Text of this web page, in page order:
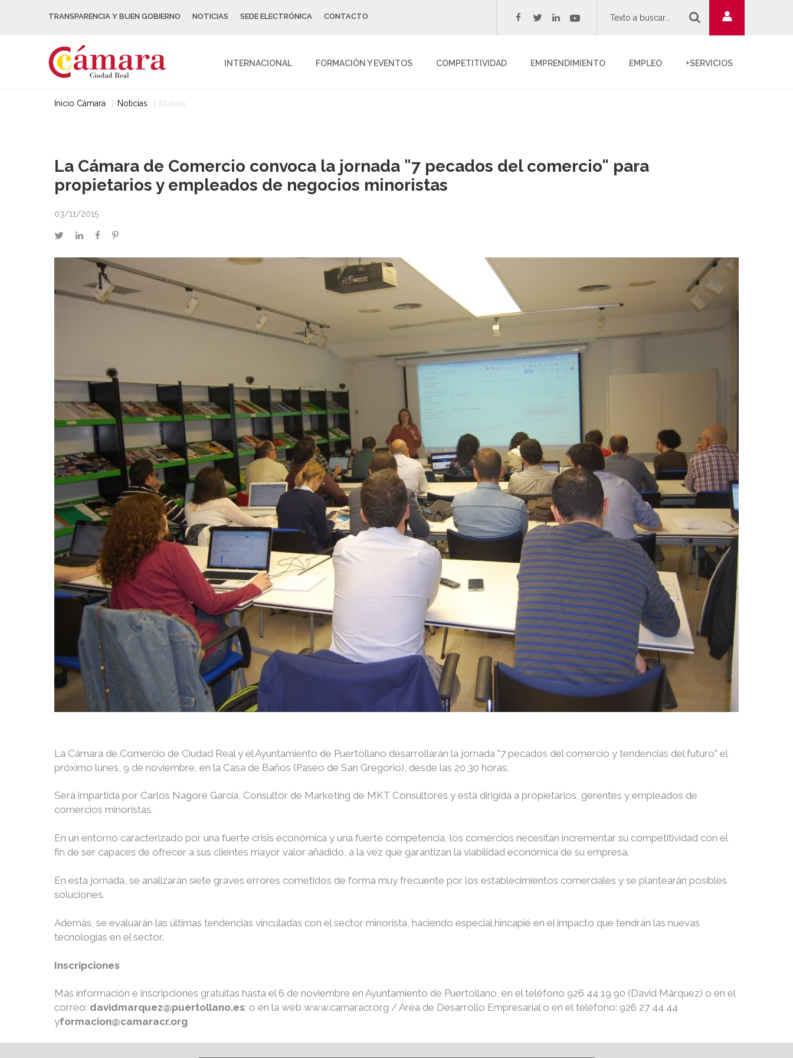
TRANSPARENCIA Y BUEN GOBIERNO NOTICIAS SEDE ELECTRÓNICA CONTACTO facebook
twitterlinkedinyoutube
INTERNACIONAL FORMACIÓN Y EVENTOS COMPETITIVIDAD EMPRENDIMIENTO EMPLEO +SERVICIOS
Inicio Cámara Noticias Noticia
La Cámara de Comercio convoca la jornada "7 pecados del comercio" para
propietarios y empleados de negocios minoristas
03/11/2015
twitterlinkedinfacebookpinterest
La Cámara de Comercio de Ciudad Real y el Ayuntamiento de Puertollano desarrollarán la jornada "7 pecados del comercio y tendencias del futuro" el
próximo lunes, 9 de noviembre, en la Casa de Baños (Paseo de San Gregorio), desde las 20,30 horas.
Será impartida por Carlos Nagore García, Consultor de Marketing de MKT Consultores y está dirigida a propietarios, gerentes y empleados de
comercios minoristas.
En un entorno caracterizado por una fuerte crisis económica y una fuerte competencia, los comercios necesitan incrementar su competitividad con el
fin de ser capaces de ofrecer a sus clientes mayor valor añadido, a la vez que garantizan la viabilidad económica de su empresa.
En esta jornada, se analizarán siete graves errores cometidos de forma muy frecuente por los establecimientos comerciales y se plantearán posibles
soluciones.
Además, se evaluarán las últimas tendencias vinculadas con el sector minorista, haciendo especial hincapié en el impacto que tendrán las nuevas
tecnologías en el sector.
Inscripciones
Más información e inscripciones gratuitas hasta el 6 de noviembre en Ayuntamiento de Puertollano, en el teléfono 926 44 19 90 (David Márquez) o en el
correo: davidmarquez@puertollano.es; o en la web www.camaracr.org / Área de Desarrollo Empresarial o en el teléfono: 926 27 44 44
yformacion@camaracr.org